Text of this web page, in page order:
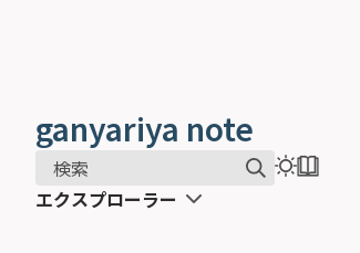
ganyariya note
検索
エクスプローラー